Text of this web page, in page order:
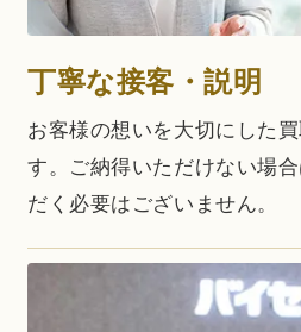
丁寧な接客・説明
お客様の想いを大切にした
す。ご納得いただけない場
だく必要はございません。